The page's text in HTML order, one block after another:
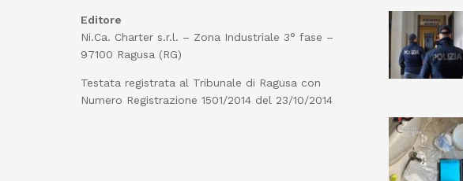
Editore
Ni.Ca. Charter s.r.l. – Zona Industriale 3° fase –
97100 Ragusa (RG)
Testata registrata al Tribunale di Ragusa con
Numero Registrazione 1501/2014 del 23/10/2014